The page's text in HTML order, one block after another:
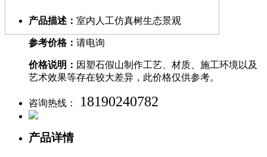
产品描述： 室内人工仿真树生态景观
参考价格： 请电询
价格说明： 因塑石假山制作工艺、材质、施工环境以及
艺术效果等存在较大差异，此价格仅供参考。
咨询热线： 18190240782
产品详情